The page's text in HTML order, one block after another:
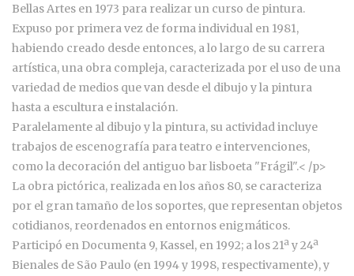
Bellas Artes en 1973 para realizar un curso de pintura.
Expuso por primera vez de forma individual en 1981,
habiendo creado desde entonces, a lo largo de su carrera
artística, una obra compleja, caracterizada por el uso de una
variedad de medios que van desde el dibujo y la pintura
hasta a escultura e instalación.
Paralelamente al dibujo y la pintura, su actividad incluye
trabajos de escenografía para teatro e intervenciones,
como la decoración del antiguo bar lisboeta "Frágil".< /p>
La obra pictórica, realizada en los años 80, se caracteriza
por el gran tamaño de los soportes, que representan objetos
cotidianos, reordenados en entornos enigmáticos.
Participó en Documenta 9, Kassel, en 1992; a los 21ª y 24ª
Bienales de São Paulo (en 1994 y 1998, respectivamente), y